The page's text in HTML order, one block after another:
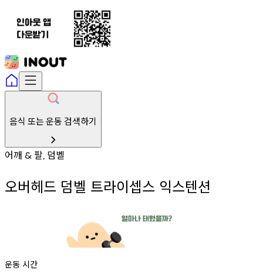
음식 또는 운동 검색하기
어깨 & 팔, 덤벨
오버헤드 덤벨 트라이셉스 익스텐션
운동 시간